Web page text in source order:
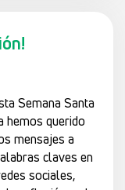
Semana Santa
hemos querido
mensajes a
claves en
sociales,